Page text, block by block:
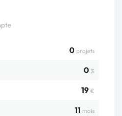
0 projets
0 %
19 €
11 mois